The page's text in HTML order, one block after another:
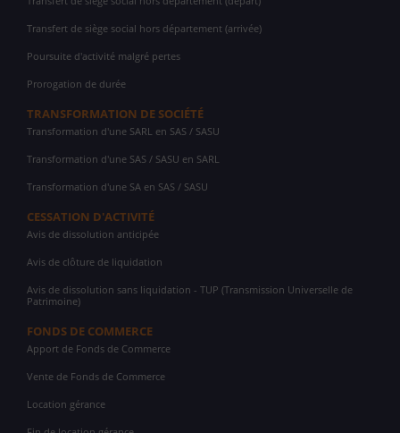
Transfert de siège social hors département (arrivée)
Poursuite d'activité malgré pertes
Prorogation de durée
TRANSFORMATION DE SOCIÉTÉ
Transformation d'une SARL en SAS / SASU
Transformation d'une SAS / SASU en SARL
Transformation d'une SA en SAS / SASU
CESSATION D'ACTIVITÉ
Avis de dissolution anticipée
Avis de clôture de liquidation
Avis de dissolution sans liquidation - TUP (Transmission Universelle de
Patrimoine)
FONDS DE COMMERCE
Apport de Fonds de Commerce
Vente de Fonds de Commerce
Location gérance